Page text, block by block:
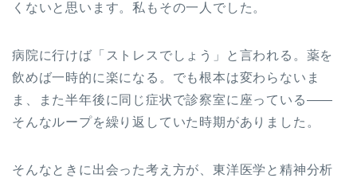
くないと思います。私もその一人でした。
病院に行けば「ストレスでしょう」と言われる。薬を
飲めば一時的に楽になる。でも根本は変わらないま
ま、また半年後に同じ症状で診察室に座っている——
そんなループを繰り返していた時期がありました。
そんなときに出会った考え方が、東洋医学と精神分析